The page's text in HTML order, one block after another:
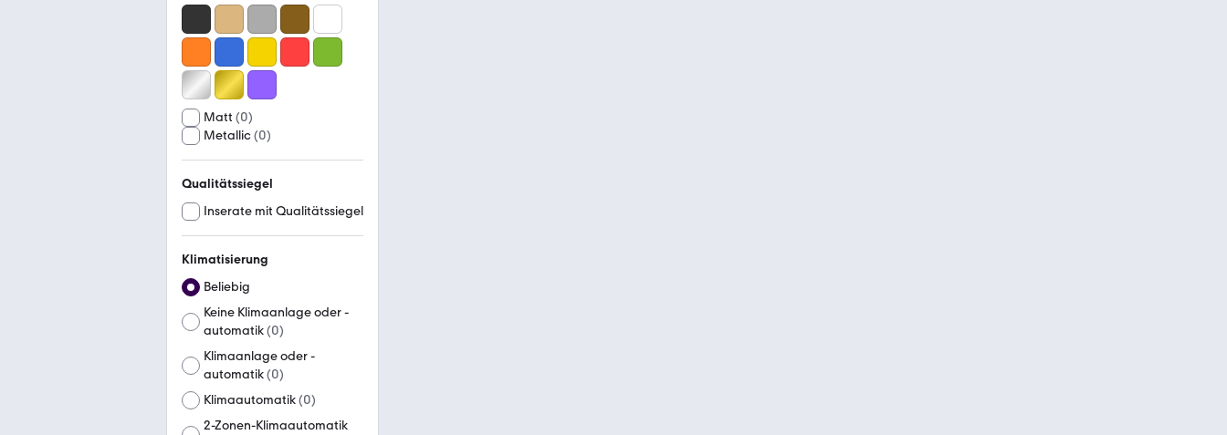
Matt (0)
Metallic(0)
Qualitätssiegel
Inserate mit Qualitätssiegel
Klimatisierung
Beliebig
Keine Klimaanlage oder -
automatik(0)
Klimaanlage oder -
automatik(0)
Klimaautomatik(0)
2-Zonen-Klimaautomatik